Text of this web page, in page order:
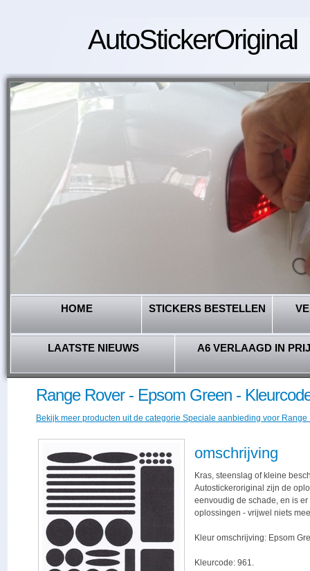
AutoStickerOriginal
HOME STICKERS BESTELLEN
LAATSTE NIEUWS A6 VERLAAGD IN
Range Rover - Epsom Green -
Bekijk meer producten uit de categorie Speciale aanbieding voor Range
omschrijving
Kras, steenslag of kleine
Autostickeroriginal zijn de
eenvoudig de schade, en is
oplossingen - vrijwel niets
Kleur omschrijving: Epsom
Kleurcode: 961.